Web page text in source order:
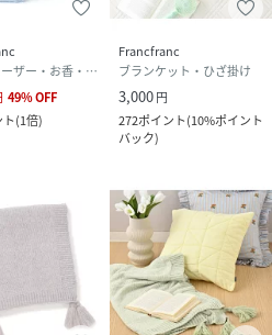
ディフューザー・お香・アロマオイル・キャンドル
49%OFF
(1倍)
Francfranc
ブランケット・ひざ掛け
3,000円
272ポイント(10%ポイント
バック)